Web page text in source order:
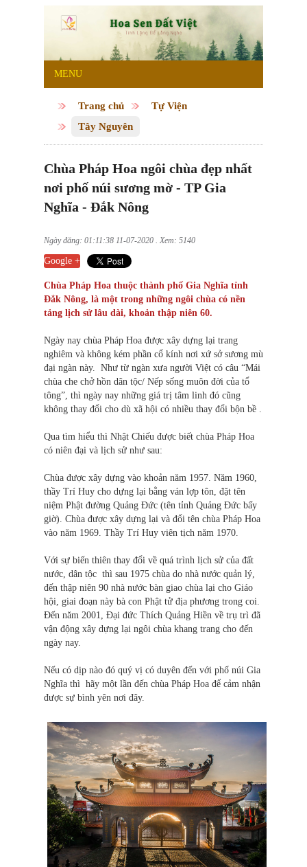
MENU
Trang chủ
Tự Viện
Tây Nguyên
Chùa Pháp Hoa ngôi chùa đẹp nhất
nơi phố núi sương mờ - TP Gia
Nghĩa - Đắk Nông
Ngày đăng: 01:11:38 11-07-2020 . Xem: 5140
Google +
Chùa Pháp Hoa thuộc thành phố Gia Nghĩa tỉnh
Đắk Nông, là một trong những ngôi chùa có nền
tảng lịch sử lâu dài, khoản thập niên 60.
Ngày nay chùa Pháp Hoa được xây dựng lại trang
nghiêm và không kém phần cổ kính nơi xứ sở sương mù
đại ngàn này. Như từ ngàn xưa người Việt có câu “Mái
chùa che chở hồn dân tộc/ Nếp sống muôn đời của tổ
tông”, thì ngày nay những giá trị tâm linh đó cũng
không thay đổi cho dù xã hội có nhiều thay đổi bộn bề .
Qua tìm hiểu thì Nhật Chiếu được biết chùa Pháp Hoa
có niên đại và lịch sử như sau:
Chùa được xây dựng vào khoản năm 1957. Năm 1960,
thầy Trí Huy cho dựng lại bằng ván lợp tôn, đặt tên
niệm Phật đường Quảng Đức (tên tỉnh Quảng Đức bấy
giờ). Chùa được xây dựng lại và đổi tên chùa Pháp Hoa
vào năm 1969. Thầy Trí Huy viên tịch năm 1970.
Với sự biến thiên thay đổi về quá trình lịch sử của đất
nước, dân tộc thì sau 1975 chùa do nhà nước quản lý,
đến thập niên 90 nhà nước bàn giao chùa lại cho Giáo
hội, giai đoạn này bà con Phật tử địa phương trong coi.
Đến năm 2001, Đại đức Thích Quảng Hiền về trụ trì đã
vận động xây dựng lại ngôi chùa khang trang cho đến
ngày nay.
Nếu có dịp nào đó quý vị có duyên đến với phố núi Gia
Nghĩa thì hãy một lần đến chùa Pháp Hoa để cảm nhận
được sự bình yên nơi đây.